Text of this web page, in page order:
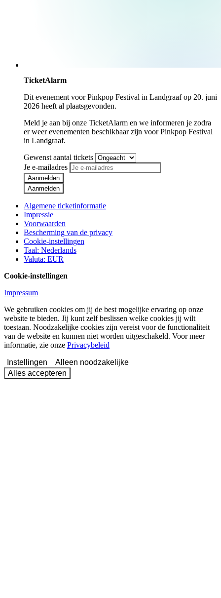
TicketAlarm
Dit evenement voorPinkpop Festival in Landgraafop 20. juni
2026 heeft al plaatsgevonden.
Meld je aan bij onze TicketAlarm en we informeren je zodra
er weer evenementen beschikbaar zijn voorPinkpop Festival
in Landgraaf.
Gewenst aantal tickets
Je e-mailadres
Aanmelden
Aanmelden
Algemene ticketinformatie
Impressie
Voorwaarden
Bescherming van de privacy
Cookie-instellingen
Taal: Nederlands
Valuta: EUR
Cookie-instellingen
Impressum
We gebruiken cookies om jij de best mogelijke ervaring op onze
website te bieden. Jij kunt zelf beslissen welke cookies jij wilt
toestaan. Noodzakelijke cookies zijn vereist voor de functionaliteit
van de website en kunnen niet worden uitgeschakeld. Voor meer
informatie, zie onze Privacybeleid
Instellingen
Alleen noodzakelijke
Alles accepteren